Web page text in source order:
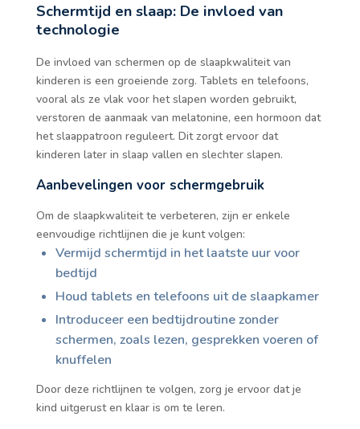
Schermtijd en slaap: De invloed van
technologie
De invloed van schermen op de slaapkwaliteit van
kinderen is een groeiende zorg. Tablets en telefoons,
vooral als ze vlak voor het slapen worden gebruikt,
verstoren de aanmaak van melatonine, een hormoon dat
het slaappatroon reguleert. Dit zorgt ervoor dat
kinderen later in slaap vallen en slechter slapen.
Aanbevelingen voor schermgebruik
Om de slaapkwaliteit te verbeteren, zijn er enkele
eenvoudige richtlijnen die je kunt volgen:
Vermijd schermtijd in het laatste uur voor
bedtijd
Houd tablets en telefoons uit de slaapkamer
Introduceer een bedtijdroutine zonder
schermen, zoals lezen, gesprekken voeren of
knuffelen
Door deze richtlijnen te volgen, zorg je ervoor dat je
kind uitgerust en klaar is om te leren.